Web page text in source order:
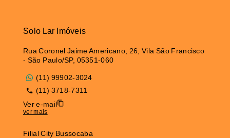
Solo Lar Imóveis
Rua Coronel Jaime Americano, 26, Vila São Francisco
- São Paulo/SP, 05351-060
(11) 99902-3024
(11) 3718-7311
Ver e-mail
ver mais
Filial City Bussocaba